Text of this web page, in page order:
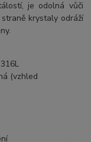
je odolná vůči
krystaly odráží
(vzhled